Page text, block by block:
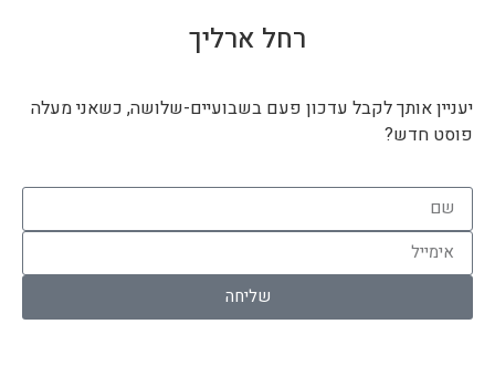
רחל ארליך
יעניין אותך לקבל עדכון פעם בשבועיים-שלושה, כשאני מעלה
פוסט חדש?
שליחה